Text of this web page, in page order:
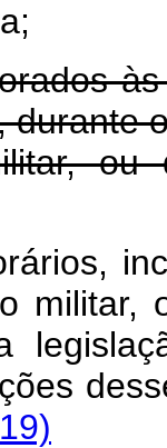
durante
ou
militar,